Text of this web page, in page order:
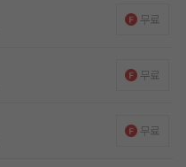
무료
무료
무료